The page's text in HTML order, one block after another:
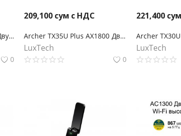
Archer TBE400UH BE6500 Двухдиапазонный беспроводной USB-адаптер высокого усиления Wi-Fi 7
0
209,100 сум с НДС
Archer TX35U Plus AX1800 Двухдиапазонный беспроводной USB-адаптер высокого усиления Wi-Fi 6
LuxTech
0
221,400
LuxTech